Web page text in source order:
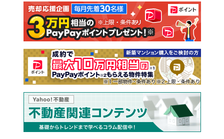
注文住宅 土地
売却査定